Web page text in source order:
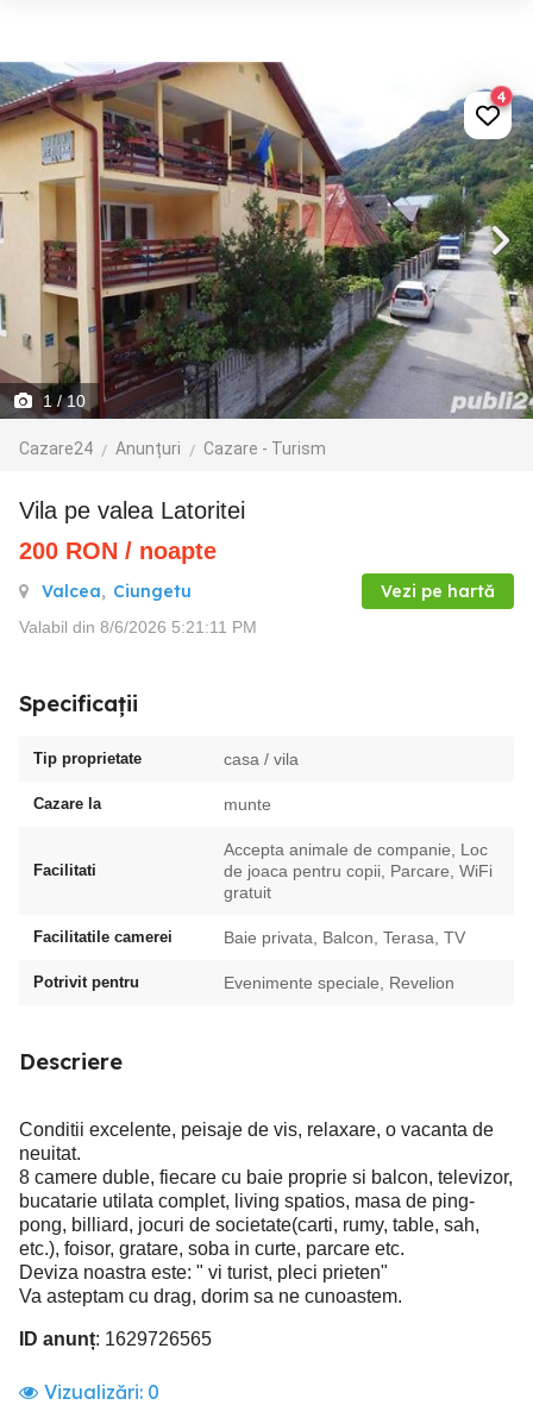
1/ 10
Cazare24 Anunțuri Cazare - Turism
4
Vila pe valea Latoritei
200 RON / noapte
Valcea, Ciungetu Vezi pe hartă
Valabil din 8/6/2026 5:21:11 PM
Specificații
Tip proprietate casa / vila
Cazare la munte
Facilitati
Accepta animale de companie, Loc
de joaca pentru copii, Parcare, WiFi
gratuit
Facilitatile camerei Baie privata, Balcon, Terasa, TV
Potrivit pentru Evenimente speciale, Revelion
Descriere
Conditii excelente, peisaje de vis, relaxare, o vacanta de
neuitat.
8 camere duble, fiecare cu baie proprie si balcon, televizor,
bucatarie utilata complet, living spatios, masa de ping-
pong, billiard, jocuri de societate(carti, rumy, table, sah,
etc.), foisor, gratare, soba in curte, parcare etc.
Deviza noastra este: " vi turist, pleci prieten"
Va asteptam cu drag, dorim sa ne cunoastem.
ID anunț: 1629726565
Vizualizări: 0